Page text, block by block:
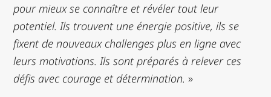
pour mieux se connaître et révéler tout leur
potentiel. Ils trouvent une énergie positive, ils se
fixent de nouveaux challenges plus en ligne avec
leurs motivations. Ils sont préparés à relever ces
défis avec courage et détermination.»